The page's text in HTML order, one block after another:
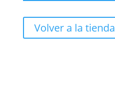
Volver a la tienda